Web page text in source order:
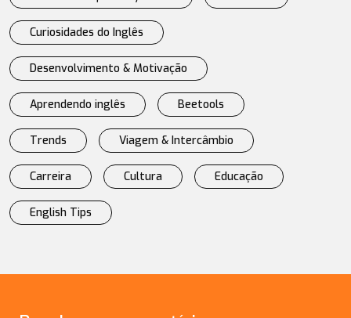
Curiosidades do Inglês
Desenvolvimento & Motivação
Aprendendo inglês Beetools
Trends Viagem & Intercâmbio
Carreira Cultura Educação
English Tips